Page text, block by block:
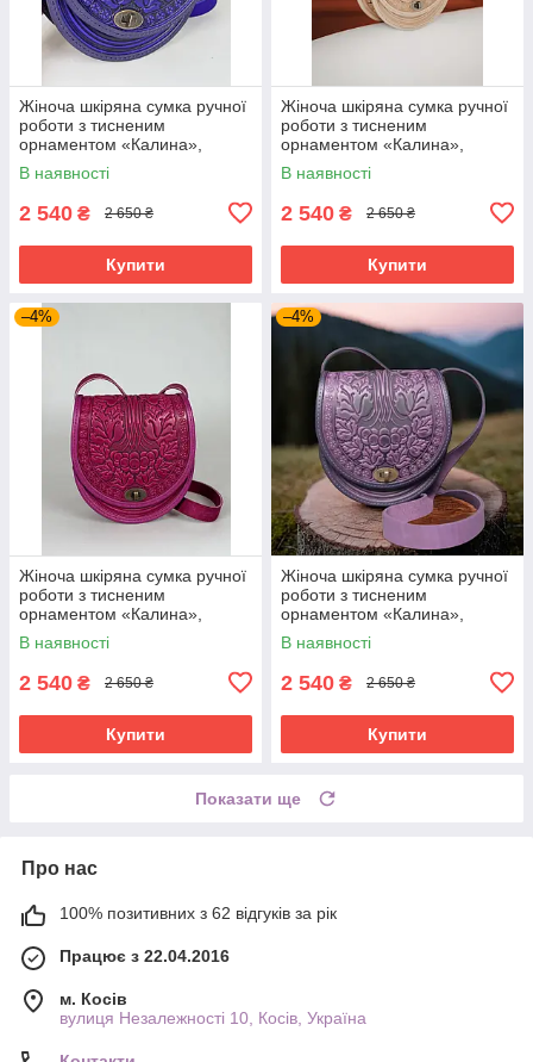
Жіноча шкіряна сумка ручної
роботи з тисненим
орнаментом «Калина»,
ультрамаринова сумка з
натуральної шкіри, 20*21*8
В наявності
2 540 ₴ 2 650 ₴
Купити
Жіноча шкіряна сумка ручної
роботи з тисненим
орнаментом «Калина»,
бежева сумка з натуральної
шкіри, 20*21*8 см
В наявності
2 540 ₴ 2 650 ₴
Купити
–4%
Жіноча шкіряна сумка ручної
роботи з тисненим
орнаментом «Калина»,
рожева (фуксія) сумка з
натуральної шкіри, 20*21*8
В наявності
2 540 ₴ 2 650 ₴
Купити
–4%
Жіноча шкіряна сумка ручної
роботи з тисненим
орнаментом «Калина»,
фіолетова сумка з
натуральної шкіри, 20*21*8
В наявності
2 540 ₴ 2 650 ₴
Купити
Показати ще
Про нас
100% позитивних з 62 відгуків за рік
Працює з 22.04.2016
м. Косів
вулиця Незалежності 10, Косів, Україна